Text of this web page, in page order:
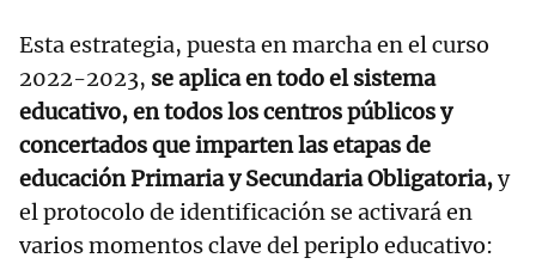
Esta estrategia, puesta en marcha en el curso
2022-2023, se aplica en todo el sistema
educativo, en todos los centros públicos y
concertados que imparten las etapas de
educación Primaria y Secundaria Obligatoria,y
el protocolo de identificación se activará en
varios momentos clave del periplo educativo: